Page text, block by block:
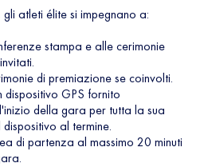
atleti élite si impegnano a:
stampa e alle cerimonie
di premiazione se coinvolti.
GPS fornito
della gara per tutta la sua
al termine.
di partenza al massimo 20 minuti